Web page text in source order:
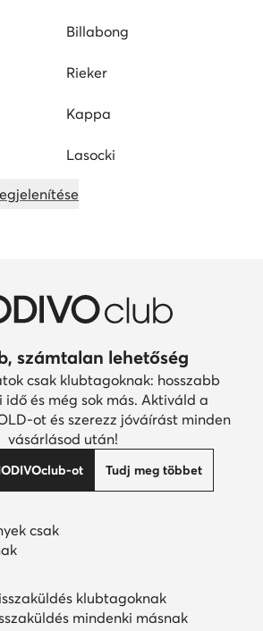
Billabong
Rieker
Kappa
Lasocki
számtalan lehetőség
csak klubtagoknak: hosszabb
idő és még sok más. Aktiváld a
ot és szerezz jóváírást minden
vásárlásod után!
ot Tudj meg többet
csak
klubtagoknak
mindenki másnak